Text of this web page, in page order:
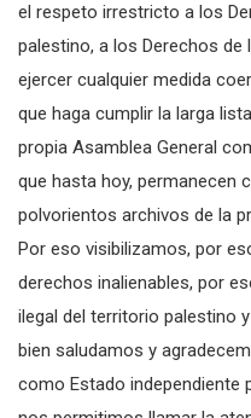
el respeto irrestricto a los
palestino, a los Derechos de
ejercer cualquier medida
que haga cumplir la larga
propia Asamblea General
que hasta hoy, permanecen
polvorientos archivos de la
Por eso visibilizamos, por
derechos inalienables, por
ilegal del territorio palestino
bien saludamos y
como Estado independiente